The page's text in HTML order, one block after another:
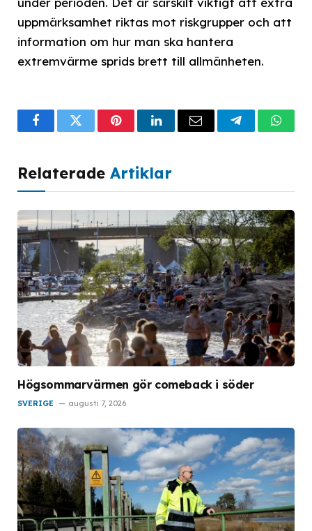
uppmärksamhet riktas mot riskgrupper och att
information om hur man ska hantera
extremvärme sprids brett till allmänheten.
FacebookTwitterPinterestLinkedInEmail Telegram
Relaterade Artiklar
Högsommarvärmen gör comeback i söder
SVERIGE augusti 7, 2026